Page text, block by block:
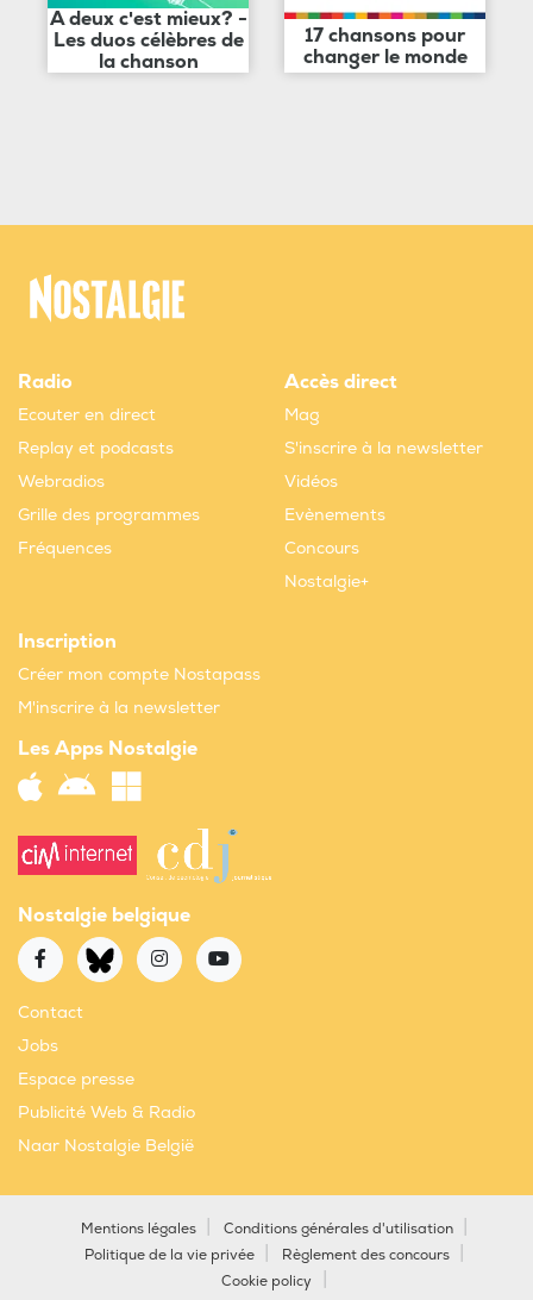
A deux c'est mieux? -
Les duos célèbres de
la chanson
17 chansons pour
changer le monde
Radio
Ecouter en direct
Replay et podcasts
Webradios
Grille des programmes
Fréquences
Accès direct
Mag
S'inscrire à la newsletter
Vidéos
Evènements
Concours
Nostalgie+
Inscription
Créer mon compte Nostapass
M'inscrire à la newsletter
Les Apps Nostalgie
Nostalgie belgique
Contact
Jobs
Espace presse
Publicité Web & Radio
Naar Nostalgie België
Mentions légales
Conditions générales d'utilisation
Politique de la vie privée
Règlement des concours
Cookie policy